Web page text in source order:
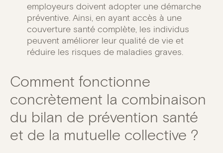
employeurs doivent adopter une démarche
préventive. Ainsi, en ayant accès à une
couverture santé complète, les individus
peuvent améliorer leur qualité de vie et
réduire les risques de maladies graves.
Comment fonctionne
concrètement la combinaison
du bilan de prévention santé
et de la mutuelle collective ?